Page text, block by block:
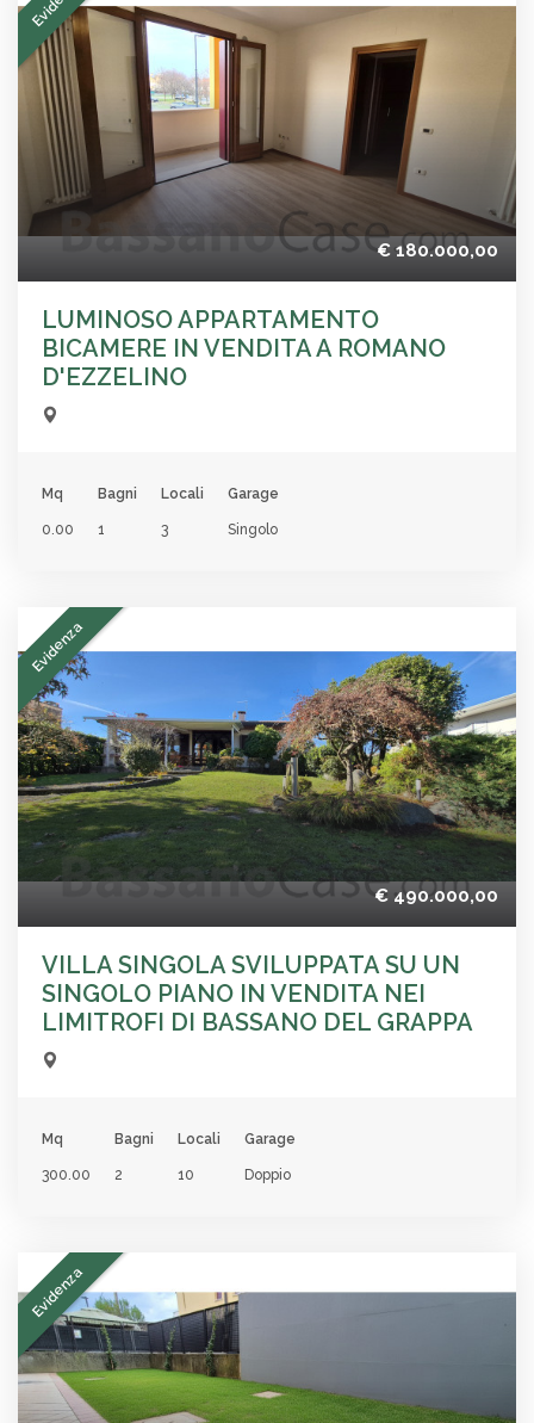
€ 180.000,00
LUMINOSO APPARTAMENTO
BICAMERE IN VENDITA A ROMANO
D'EZZELINO
Mq
0.00
Bagni
1
Locali
3
Garage
Singolo
Evidenza
€ 490.000,00
VILLA SINGOLA SVILUPPATA SU UN
SINGOLO PIANO IN VENDITA NEI
LIMITROFI DI BASSANO DEL GRAPPA
Mq
300.00
Bagni
2
Locali
10
Garage
Doppio
Evidenza